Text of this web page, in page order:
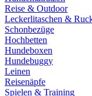
Reise & Outdoor
Leckerlitaschen &
Schonbezüge
Hochbetten
Hundeboxen
Hundebuggy
Leinen
Reisenäpfe
Spielen & Training